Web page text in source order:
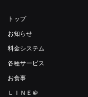
トップ
お知らせ
料金システム
各種サービス
お食事
ＬＩＮＥ＠